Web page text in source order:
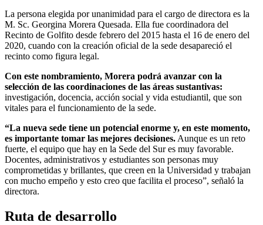
La persona elegida por unanimidad para el cargo de directora es la
M. Sc. Georgina Morera Quesada. Ella fue coordinadora del
Recinto de Golfito desde febrero del 2015 hasta el 16 de enero del
2020, cuando con la creación oficial de la sede desapareció el
recinto como figura legal.
Con este nombramiento, Morera podrá avanzar con la
selección de las coordinaciones de las áreas sustantivas:
investigación, docencia, acción social y vida estudiantil, que son
vitales para el funcionamiento de la sede.
“La nueva sede tiene un potencial enorme y, en este momento,
es importante tomar las mejores decisiones.Aunque es un reto
fuerte, el equipo que hay en la Sede del Sur es muy favorable.
Docentes, administrativos y estudiantes son personas muy
comprometidas y brillantes, que creen en la Universidad y trabajan
con mucho empeño y esto creo que facilita el proceso”, señaló la
directora.
Ruta de desarrollo